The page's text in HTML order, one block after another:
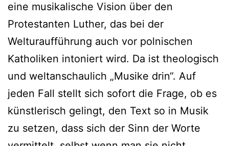
eine musikalische Vision über den
Protestanten Luther, das bei der
Welturaufführung auch vor polnischen
Katholiken intoniert wird. Da ist theologisch
und weltanschaulich „Musike drin“. Auf
jeden Fall stellt sich sofort die Frage, ob es
künstlerisch gelingt, den Text so in Musik
zu setzen, dass sich der Sinn der Worte